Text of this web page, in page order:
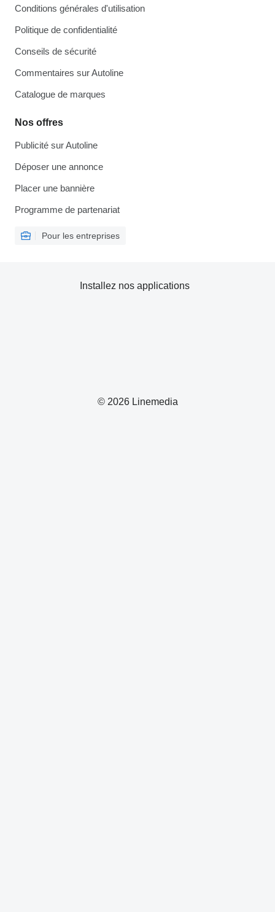
Conditions générales d'utilisation
Politique de confidentialité
Conseils de sécurité
Commentaires sur Autoline
Catalogue de marques
Nos offres
Publicité sur Autoline
Déposer une annonce
Placer une bannière
Programme de partenariat
Pour les entreprises
© 2026 Linemedia
Installez nos applications